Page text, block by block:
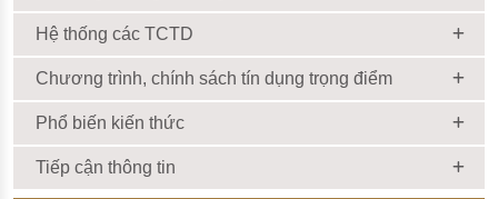
Hệ thống các TCTD
Chương trình, chính sách tín dụng trọng điểm
Phổ biến kiến thức
Tiếp cận thông tin